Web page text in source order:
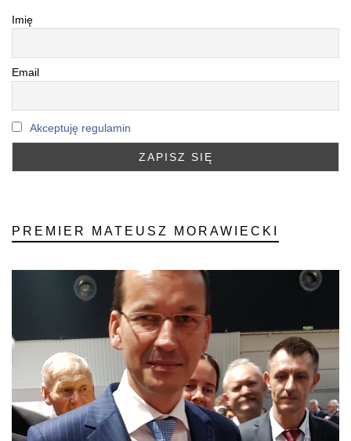
Imię
Email
Akceptuję regulamin
PREMIER MATEUSZ MORAWIECKI